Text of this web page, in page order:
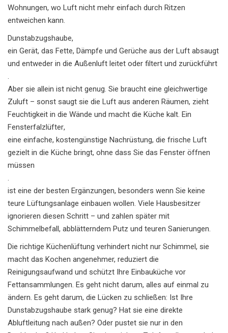
Wohnungen, wo Luft nicht mehr einfach durch Ritzen
entweichen kann.
Dunstabzugshaube,
ein Gerät, das Fette, Dämpfe und Gerüche aus der Luft absaugt
und entweder in die Außenluft leitet oder filtert und zurückführt
.
Aber sie allein ist nicht genug. Sie braucht eine gleichwertige
Zuluft – sonst saugt sie die Luft aus anderen Räumen, zieht
Feuchtigkeit in die Wände und macht die Küche kalt. Ein
Fensterfalzlüfter,
eine einfache, kostengünstige Nachrüstung, die frische Luft
gezielt in die Küche bringt, ohne dass Sie das Fenster öffnen
müssen
.
ist eine der besten Ergänzungen, besonders wenn Sie keine
teure Lüftungsanlage einbauen wollen. Viele Hausbesitzer
ignorieren diesen Schritt – und zahlen später mit
Schimmelbefall, abblätterndem Putz und teuren Sanierungen.
Die richtige Küchenlüftung verhindert nicht nur Schimmel, sie
macht das Kochen angenehmer, reduziert die
Reinigungsaufwand und schützt Ihre Einbauküche vor
Fettansammlungen. Es geht nicht darum, alles auf einmal zu
ändern. Es geht darum, die Lücken zu schließen: Ist Ihre
Dunstabzugshaube stark genug? Hat sie eine direkte
Abluftleitung nach außen? Oder pustet sie nur in den